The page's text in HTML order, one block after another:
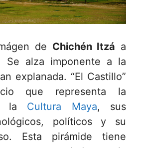
de Chichén Itzá a
Se alza imponente a la
explanada. “El Castillo”
que representa la
la Cultura Maya, sus
políticos y su
Esta pirámide tiene